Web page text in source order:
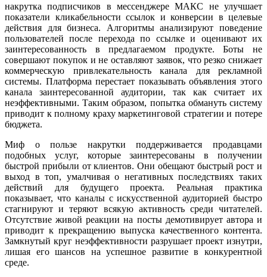
накрутка подписчиков в мессенджере МАКС не улучшает
показатели кликабельности ссылок и конверсии в целевые
действия для бизнеса. Алгоритмы анализируют поведение
пользователей после перехода по ссылке и оценивают их
заинтересованность в предлагаемом продукте. Боты не
совершают покупок и не оставляют заявок, что резко снижает
коммерческую привлекательность канала для рекламной
системы. Платформа перестает показывать объявления этого
канала заинтересованной аудитории, так как считает их
неэффективными. Таким образом, попытка обмануть систему
приводит к полному краху маркетинговой стратегии и потере
бюджета.
Миф о пользе накрутки поддерживается продавцами
подобных услуг, которые заинтересованы в получении
быстрой прибыли от клиентов. Они обещают быстрый рост и
выход в топ, умалчивая о негативных последствиях таких
действий для будущего проекта. Реальная практика
показывает, что каналы с искусственной аудиторией быстро
стагнируют и теряют всякую активность среди читателей.
Отсутствие живой реакции на посты демотивирует автора и
приводит к прекращению выпуска качественного контента.
Замкнутый круг неэффективности разрушает проект изнутри,
лишая его шансов на успешное развитие в конкурентной
среде.